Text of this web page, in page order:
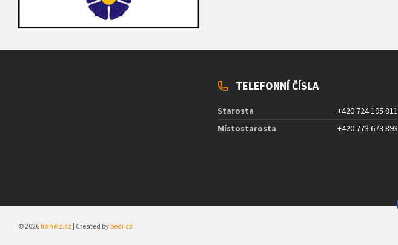
TELEFONNÍ ČÍSLA
Starosta
+420 724 195 811
Místostarosta
+420 773 673 893
© 2026frahelz.cz | Created bybedi.cz